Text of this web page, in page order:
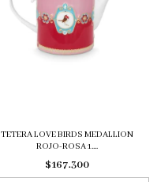
TETERA LOVE BIRDS MEDALLION
ROJO-ROSA 1....
$167.300